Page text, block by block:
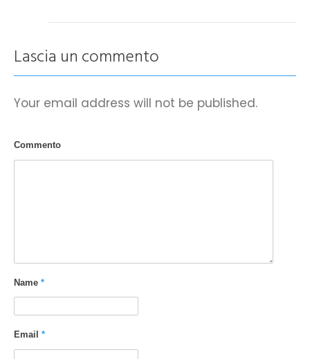
Lascia un commento
Your email address will not be published.
Commento
Name *
Email *